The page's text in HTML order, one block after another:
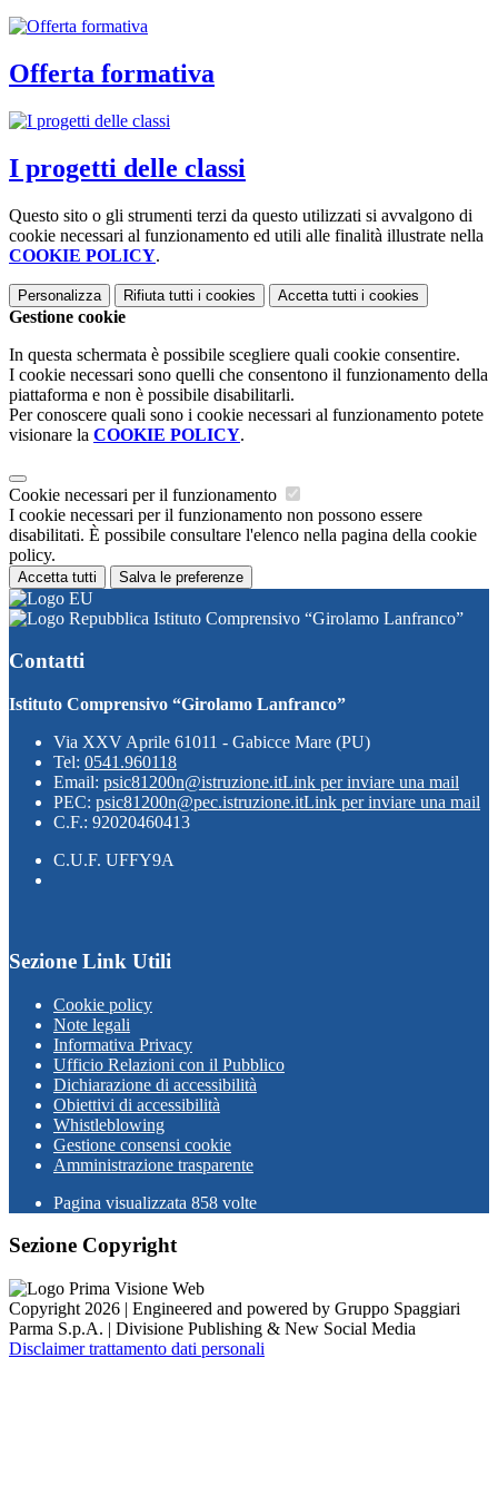
Offerta formativa
I progetti delle classi
Questo sito o gli strumenti terzi da questo utilizzati si avvalgono di
cookie necessari al funzionamento ed utili alle finalità illustrate nella
COOKIE POLICY.
Personalizza Rifiuta tutti i cookies Accetta tutti i cookies
Gestione cookie
In questa schermata è possibile scegliere quali cookie consentire.
I cookie necessari sono quelli che consentono il funzionamento della
piattaforma e non è possibile disabilitarli.
Per conoscere quali sono i cookie necessari al funzionamento potete
visionare la COOKIE POLICY.
Cookie necessari per il funzionamento
I cookie necessari per il funzionamento non possono essere
disabilitati. È possibile consultare l'elenco nella pagina della cookie
policy.
Accetta tutti Salva le preferenze
Istituto Comprensivo “Girolamo Lanfranco”
Contatti
Istituto Comprensivo “Girolamo Lanfranco”
Via XXV Aprile 61011 - Gabicce Mare (PU)
Tel: 0541.960118
Email: psic81200n@istruzione.itLink per inviare una mail
PEC: psic81200n@pec.istruzione.itLink per inviare una mail
C.F.: 92020460413
C.U.F. UFFY9A
Sezione Link Utili
Cookie policy
Note legali
Informativa Privacy
Ufficio Relazioni con il Pubblico
Dichiarazione di accessibilità
Obiettivi di accessibilità
Whistleblowing
Gestione consensi cookie
Amministrazione trasparente
Pagina visualizzata 858 volte
Sezione Copyright
Copyright 2026 | Engineered and powered by Gruppo Spaggiari
Parma S.p.A. | Divisione Publishing & New Social Media
Disclaimer trattamento dati personali